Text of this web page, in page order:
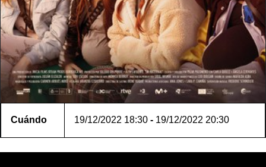
Cuándo 19/12/2022 18:30 - 19/12/2022 20:30